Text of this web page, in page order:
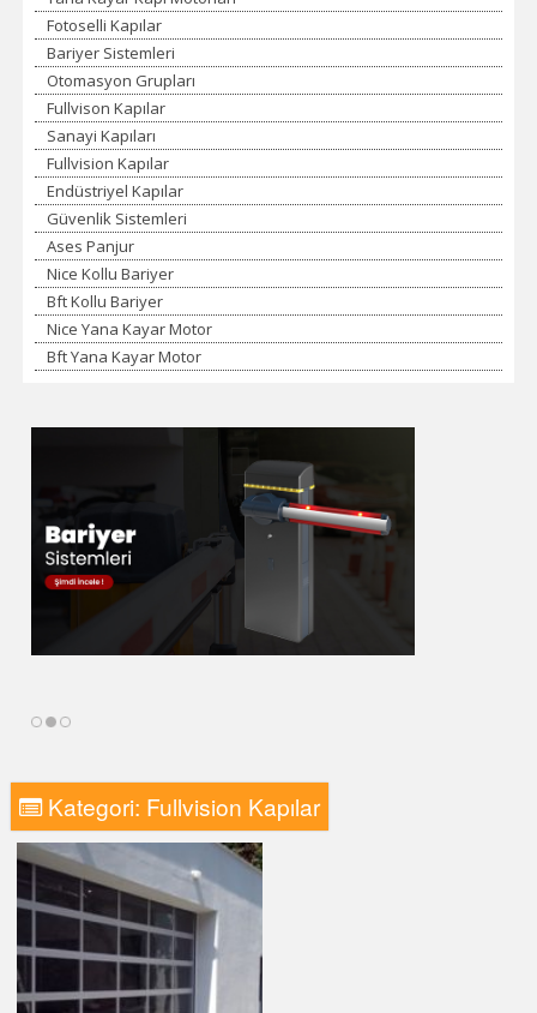
Fotoselli Kapılar
Bariyer Sistemleri
Otomasyon Grupları
Fullvison Kapılar
Sanayi Kapıları
Fullvision Kapılar
Endüstriyel Kapılar
Güvenlik Sistemleri
Ases Panjur
Nice Kollu Bariyer
Bft Kollu Bariyer
Nice Yana Kayar Motor
Bft Yana Kayar Motor
Kategori: Fullvision Kapılar